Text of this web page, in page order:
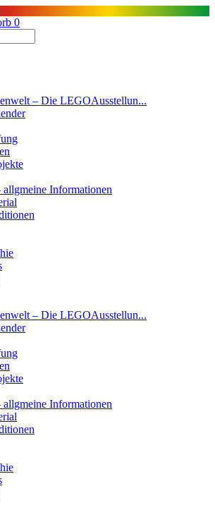
0
– Die LEGOAusstellun...
allgmeine Informationen
– Die LEGOAusstellun...
allgmeine Informationen